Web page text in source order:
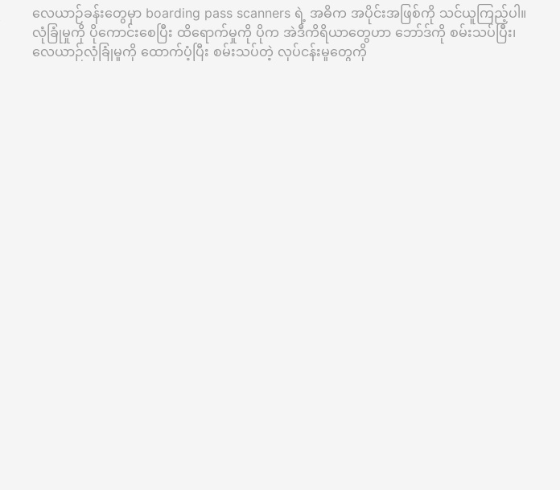
လေယာဉ်ခန်းတွေမှာ boarding pass scanners ရဲ့ အဓိက အပိုင်းအဖြစ်ကို သင်ယူကြည့်ပါ။
လုံခြုံမှုကို ပိုကောင်းစေပြီး ထိရောက်မှုကို ပိုက အဲဒီကိရိယာတွေဟာ ဘော်ဒ်ကို စမ်းသပ်ပြီး၊
လေယာဉ်လုံခြုံမှုကို ထောက်ပံ့ပြီး စမ်းသပ်တဲ့ လုပ်ငန်းမှုတွေကို